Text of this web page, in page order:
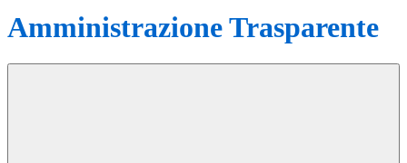
Amministrazione Trasparente